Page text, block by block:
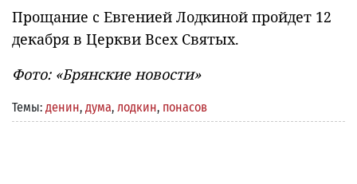
Прощание с Евгенией Лодкиной пройдет 12
декабря в Церкви Всех Святых.
Фото: «Брянские новости»
Темы: денин, дума, лодкин, понасов